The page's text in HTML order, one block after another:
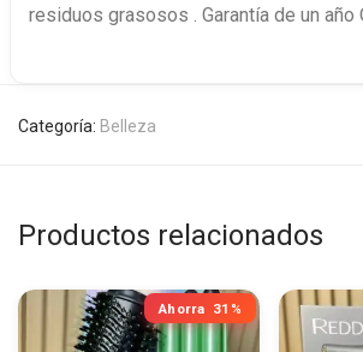
residuos grasosos . Garantía de un año
Categoría: Belleza
Productos relacionados
Ahorra 31%